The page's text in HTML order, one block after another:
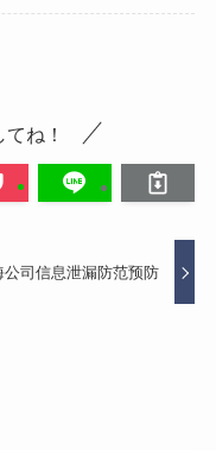
ね！
公司信息泄漏防范预防